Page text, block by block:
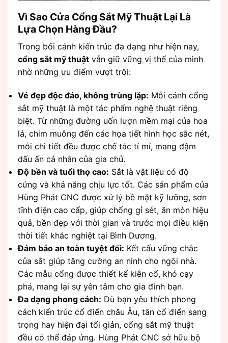
Vì Sao Cửa Cổng Sắt Mỹ Thuật Lại Là
Lựa Chọn Hàng Đầu?
Trong bối cảnh kiến trúc đa dạng như hiện nay,
cổng sắt mỹ thuật vẫn giữ vững vị thế của mình
nhờ những ưu điểm vượt trội:
Vẻ đẹp độc đáo, không trùng lặp: Mỗi cánh cổng
sắt mỹ thuật là một tác phẩm nghệ thuật riêng
biệt. Từ những đường uốn lượn mềm mại của hoa
lá, chim muông đến các họa tiết hình học sắc nét,
mỗi chi tiết đều được chế tác tỉ mỉ, mang đậm
dấu ấn cá nhân của gia chủ.
Độ bền và tuổi thọ cao: Sắt là vật liệu có độ
cứng và khả năng chịu lực tốt. Các sản phẩm của
Hùng Phát CNC được xử lý bề mặt kỹ lưỡng, sơn
tĩnh điện cao cấp, giúp chống gỉ sét, ăn mòn hiệu
quả, bền đẹp với thời gian và trước mọi điều kiện
thời tiết khắc nghiệt tại Bình Dương.
Đảm bảo an toàn tuyệt đối: Kết cấu vững chắc
của sắt giúp tăng cường an ninh cho ngôi nhà.
Các mẫu cổng được thiết kế kiên cố, khó cạy
phá, mang lại sự yên tâm cho gia đình bạn.
Đa dạng phong cách: Dù bạn yêu thích phong
cách kiến trúc cổ điển châu Âu, tân cổ điển sang
trọng hay hiện đại tối giản, cổng sắt mỹ thuật
đều có thể đáp ứng. Hùng Phát CNC sở hữu bộ